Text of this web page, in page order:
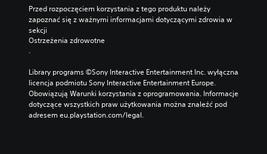
Przed rozpoczęciem korzystania z tego produktu należy
zapoznać się z ważnymi informacjami dotyczącymi zdrowia w
sekcji
Ostrzeżenia zdrowotne
.
Library programs ©Sony Interactive Entertainment Inc. wyłączna
licencja podmiotu Sony Interactive Entertainment Europe.
Obowiązują Warunki korzystania z oprogramowania. Informacje
dotyczące wszystkich praw użytkowania można znaleźć pod
adresem eu.playstation.com/legal.